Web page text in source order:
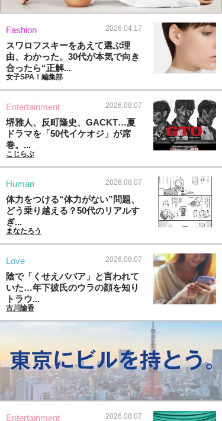
Fashion 2026.04.17
スワロフスキーをあえて選ぶ理
由、わかった。30代が本気で向き
合ったら“正解...
女子SPA！編集部
Entertainment 2026.08.07
堺雅人、反町隆史、GACKT…夏
ドラマを「50代イケオジ」が席
巻。...
こじらぶ
Human 2026.08.07
体力をつける“体力がない”問題、
どう乗り越える？50代のリアルす
ぎ...
まなたろう
Love 2026.08.07
陰で「くせえババア」と言われて
いた…年下彼氏のウラの顔を知り
トラウ...
古川諭香
Entertainment 2026.08.07